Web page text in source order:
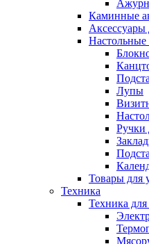
Каминные
Аксессуары
Настольные
Лупы
Ручки
Товары для
Техника
Техника